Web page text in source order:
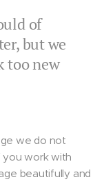
of
but we
too new
we do not
you work with
beautifully and